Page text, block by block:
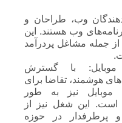
وب، طراحان و
وب هستند. این
از جمله مشاغل پردرآمد
موبایل: با گسترش
هوشمند، تقاضا برای
موبایل نیز به طور
است. این شغل نیز از
پرطرفدار در حوزه